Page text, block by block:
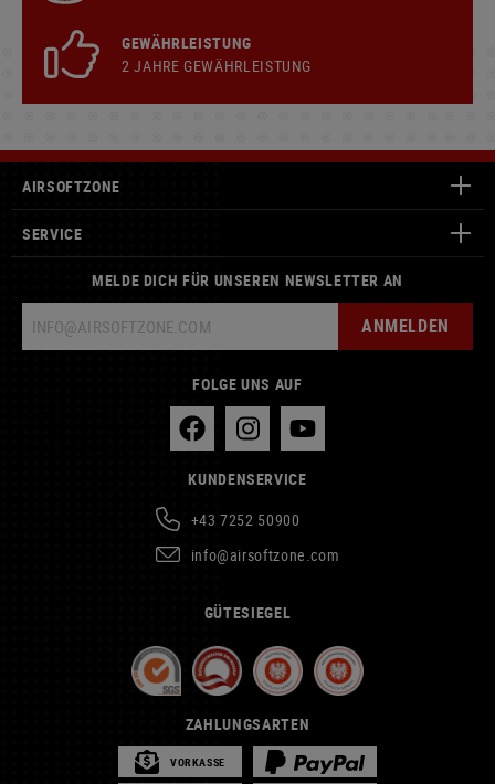
GEWÄHRLEISTUNG
2 JAHRE GEWÄHRLEISTUNG
AIRSOFTZONE
SERVICE
MELDE DICH FÜR UNSEREN NEWSLETTER AN
ANMELDEN
FOLGE UNS AUF
KUNDENSERVICE
+43 7252 50900
info@airsoftzone.com
GÜTESIEGEL
ZAHLUNGSARTEN
VORKASSE